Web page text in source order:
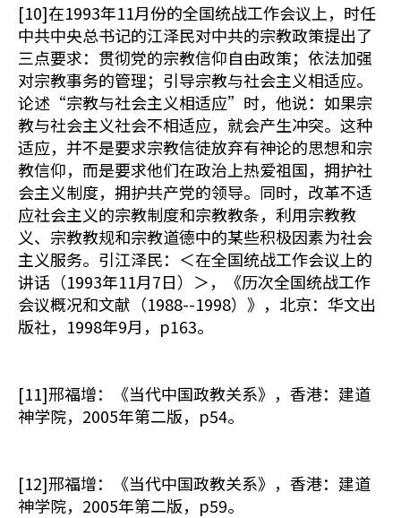
[10]在1993年11月份的全国统战工作会议上，时任
中共中央总书记的江泽民对中共的宗教政策提出了
三点要求：贯彻党的宗教信仰自由政策；依法加强
对宗教事务的管理；引导宗教与社会主义相适应。
论述“宗教与社会主义相适应”时，他说：如果宗
教与社会主义社会不相适应，就会产生冲突。这种
适应，并不是要求宗教信徒放弃有神论的思想和宗
教信仰，而是要求他们在政治上热爱祖国，拥护社
会主义制度，拥护共产党的领导。同时，改革不适
应社会主义的宗教制度和宗教教条，利用宗教教
义、宗教教规和宗教道德中的某些积极因素为社会
主义服务。引江泽民：＜在全国统战工作会议上的
讲话（1993年11月7日）＞，《历次全国统战工作
会议概况和文献（1988--1998）》，北京：华文出
版社，1998年9月，p163。
[11]邢福增：《当代中国政教关系》，香港：建道
神学院，2005年第二版，p54。
[12]邢福增：《当代中国政教关系》，香港：建道
神学院，2005年第二版，p59。